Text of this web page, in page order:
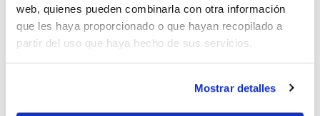
web, quienes pueden combinarla con otra información
que les haya proporcionado o que hayan recopilado a
partir del uso que haya hecho de sus servicios.
Mostrar detalles
Disponibilidad
Ver stock